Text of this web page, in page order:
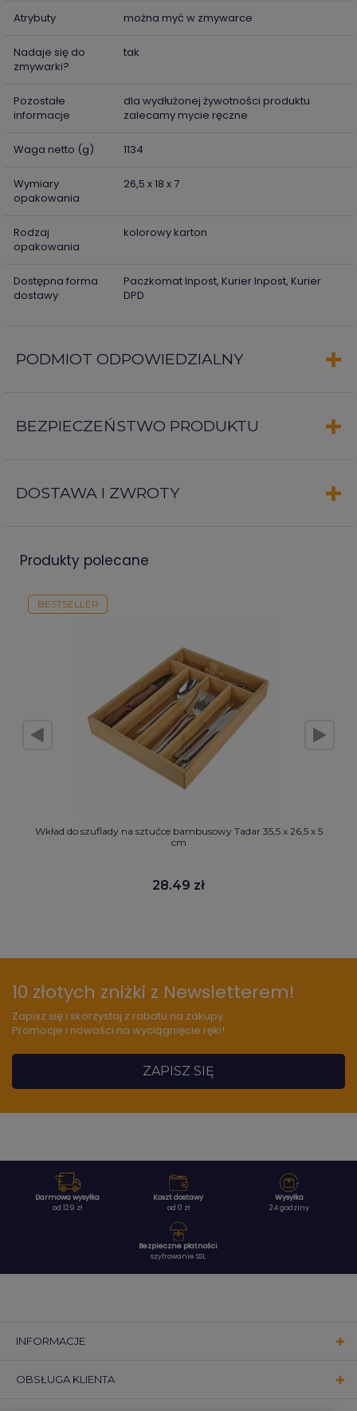
Atrybuty można myć w zmywarce
Nadaje się do
zmywarki?
tak
Pozostałe
informacje
dla wydłużonej żywotności produktu
zalecamy mycie ręczne
Waga netto (g) 1134
Wymiary
opakowania
26,5 x 18 x 7
Rodzaj
opakowania
kolorowy karton
Dostępna forma
dostawy
Paczkomat Inpost, Kurier Inpost, Kurier
DPD
PODMIOT ODPOWIEDZIALNY
BEZPIECZEŃSTWO PRODUKTU
DOSTAWA I ZWROTY
produkty polecane
BESTSELLER
Wkład do szuflady na sztućce bambusowy Tadar 35,5 x 26,5 x 5
cm
28.49 zł
10 złotych zniżki z Newsletterem!
Zapisz się i skorzystaj z rabatu na zakupy.
Promocje i nowości na wyciągnięcie ręki!
ZAPISZ SIĘ
Darmowa wysyłka
od 129 zł
Koszt dostawy
od 0 zł
Wysyłka
24 godziny
Bezpieczne płatności
szyfrowanie SSL
INFORMACJE
OBSŁUGA KLIENTA